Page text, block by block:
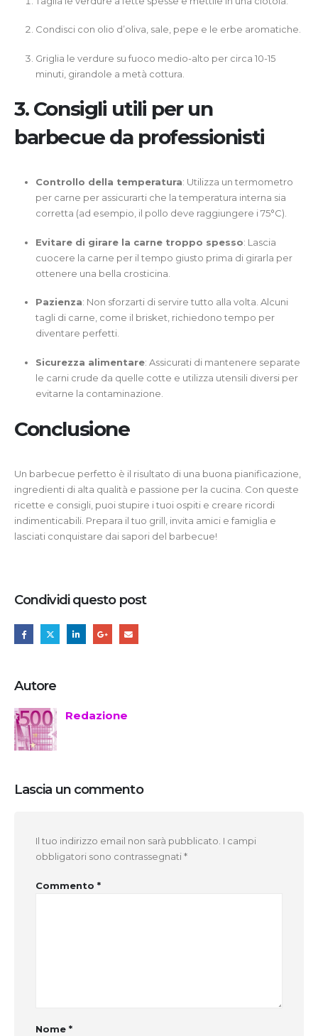
Condisci con olio d’oliva, sale, pepe e le erbe aromatiche.
Griglia le verdure su fuoco medio-alto per circa 10-15
minuti, girandole a metà cottura.
3. Consigli utili per un
barbecue da professionisti
Controllo della temperatura: Utilizza un termometro
per carne per assicurarti che la temperatura interna sia
corretta (ad esempio, il pollo deve raggiungere i 75°C).
Evitare di girare la carne troppo spesso: Lascia
cuocere la carne per il tempo giusto prima di girarla per
ottenere una bella crosticina.
Pazienza: Non sforzarti di servire tutto alla volta. Alcuni
tagli di carne, come il brisket, richiedono tempo per
diventare perfetti.
Sicurezza alimentare: Assicurati di mantenere separate
le carni crude da quelle cotte e utilizza utensili diversi per
evitarne la contaminazione.
Conclusione
Un barbecue perfetto è il risultato di una buona pianificazione,
ingredienti di alta qualità e passione per la cucina. Con queste
ricette e consigli, puoi stupire i tuoi ospiti e creare ricordi
indimenticabili. Prepara il tuo grill, invita amici e famiglia e
lasciati conquistare dai sapori del barbecue!
Condividi questo post
Autore
Redazione
Lascia un commento
Il tuo indirizzo email non sarà pubblicato. I campi
obbligatori sono contrassegnati*
Commento *
Nome *